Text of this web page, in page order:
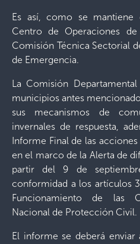
Es así, como se mantiene
Centro de Operaciones
Comisión Técnica Sectorial
de Emergencia.
La Comisión
municipios antes
sus mecanismos de
invernales de respuesta,
Informe Final de las
en el marco de la Alerta de
partir del 9 de
conformidad a los artículos
Funcionamiento de las
Nacional de Protección Civil.
El informe se deberá